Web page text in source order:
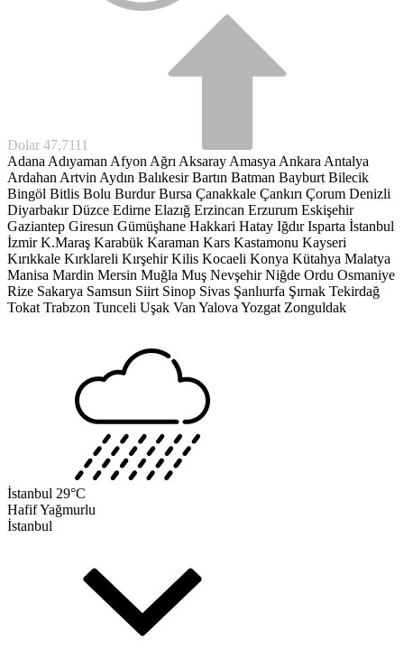
Euro 55,1881
Adana Adıyaman Afyon Ağrı Aksaray Amasya Ankara Antalya
Ardahan Artvin Aydın Balıkesir Bartın Batman Bayburt Bilecik
Bingöl Bitlis Bolu Burdur Bursa Çanakkale Çankırı Çorum Denizli
Diyarbakır Düzce Edirne Elazığ Erzincan Erzurum Eskişehir
Gaziantep Giresun Gümüşhane Hakkari Hatay Iğdır Isparta İstanbul
İzmir K.Maraş Karabük Karaman Kars Kastamonu Kayseri
Kırıkkale Kırklareli Kırşehir Kilis Kocaeli Konya Kütahya Malatya
Manisa Mardin Mersin Muğla Muş Nevşehir Niğde Ordu Osmaniye
Rize Sakarya Samsun Siirt Sinop Sivas Şanlıurfa Şırnak Tekirdağ
Tokat Trabzon Tunceli Uşak Van Yalova Yozgat Zonguldak
İstanbul 29°C
Hafif Yağmurlu
İstanbul